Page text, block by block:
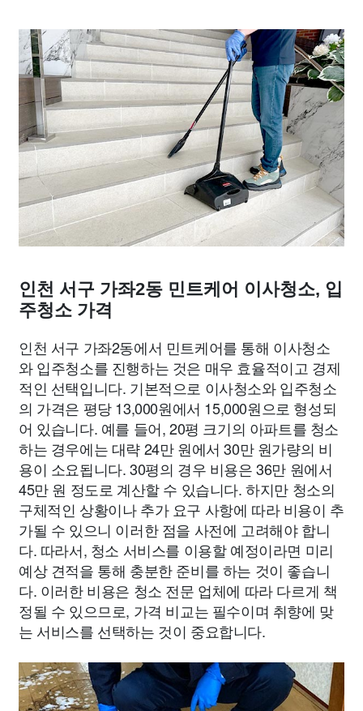
인천 서구 가좌2동 민트케어 이사청소, 입
주청소 가격
인천 서구 가좌2동에서 민트케어를 통해 이사청소
와 입주청소를 진행하는 것은 매우 효율적이고 경제
적인 선택입니다. 기본적으로 이사청소와 입주청소
의 가격은 평당 13,000원에서 15,000원으로 형성되
어 있습니다. 예를 들어, 20평 크기의 아파트를 청소
하는 경우에는 대략 24만 원에서 30만 원가량의 비
용이 소요됩니다. 30평의 경우 비용은 36만 원에서
45만 원 정도로 계산할 수 있습니다. 하지만 청소의
구체적인 상황이나 추가 요구 사항에 따라 비용이 추
가될 수 있으니 이러한 점을 사전에 고려해야 합니
다. 따라서, 청소 서비스를 이용할 예정이라면 미리
예상 견적을 통해 충분한 준비를 하는 것이 좋습니
다. 이러한 비용은 청소 전문 업체에 따라 다르게 책
정될 수 있으므로, 가격 비교는 필수이며 취향에 맞
는 서비스를 선택하는 것이 중요합니다.